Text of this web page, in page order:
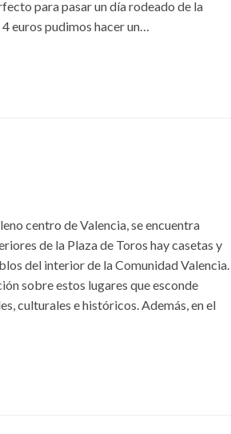
para pasar un día rodeado de la
euros pudimos hacer un…
centro de Valencia, se encuentra
de la Plaza de Toros hay casetas y
del interior de la Comunidad Valencia.
sobre estos lugares que esconde
culturales e históricos. Además, en el